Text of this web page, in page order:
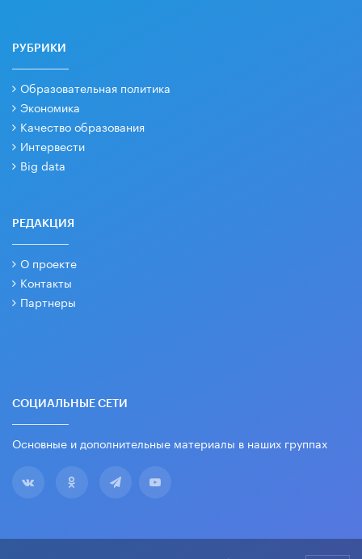
РУБРИКИ
Образовательная политика
Экономика
Качество образования
Интервести
Big data
РЕДАКЦИЯ
О проекте
Контакты
Партнеры
СОЦИАЛЬНЫЕ СЕТИ
Основные и дополнительные материалы в наших группах